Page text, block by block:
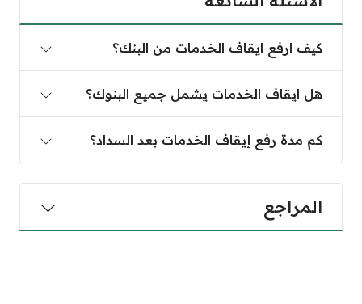
كيف ارفع ايقاف الخدمات من البنك؟
هل ايقاف الخدمات يشمل جميع البنوك؟
كم مدة رفع إيقاف الخدمات بعد السداد؟
المراجع